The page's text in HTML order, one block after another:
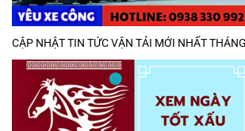
CẬP NHẬT TIN TỨC VẬN TẢI MỚI NHẤT